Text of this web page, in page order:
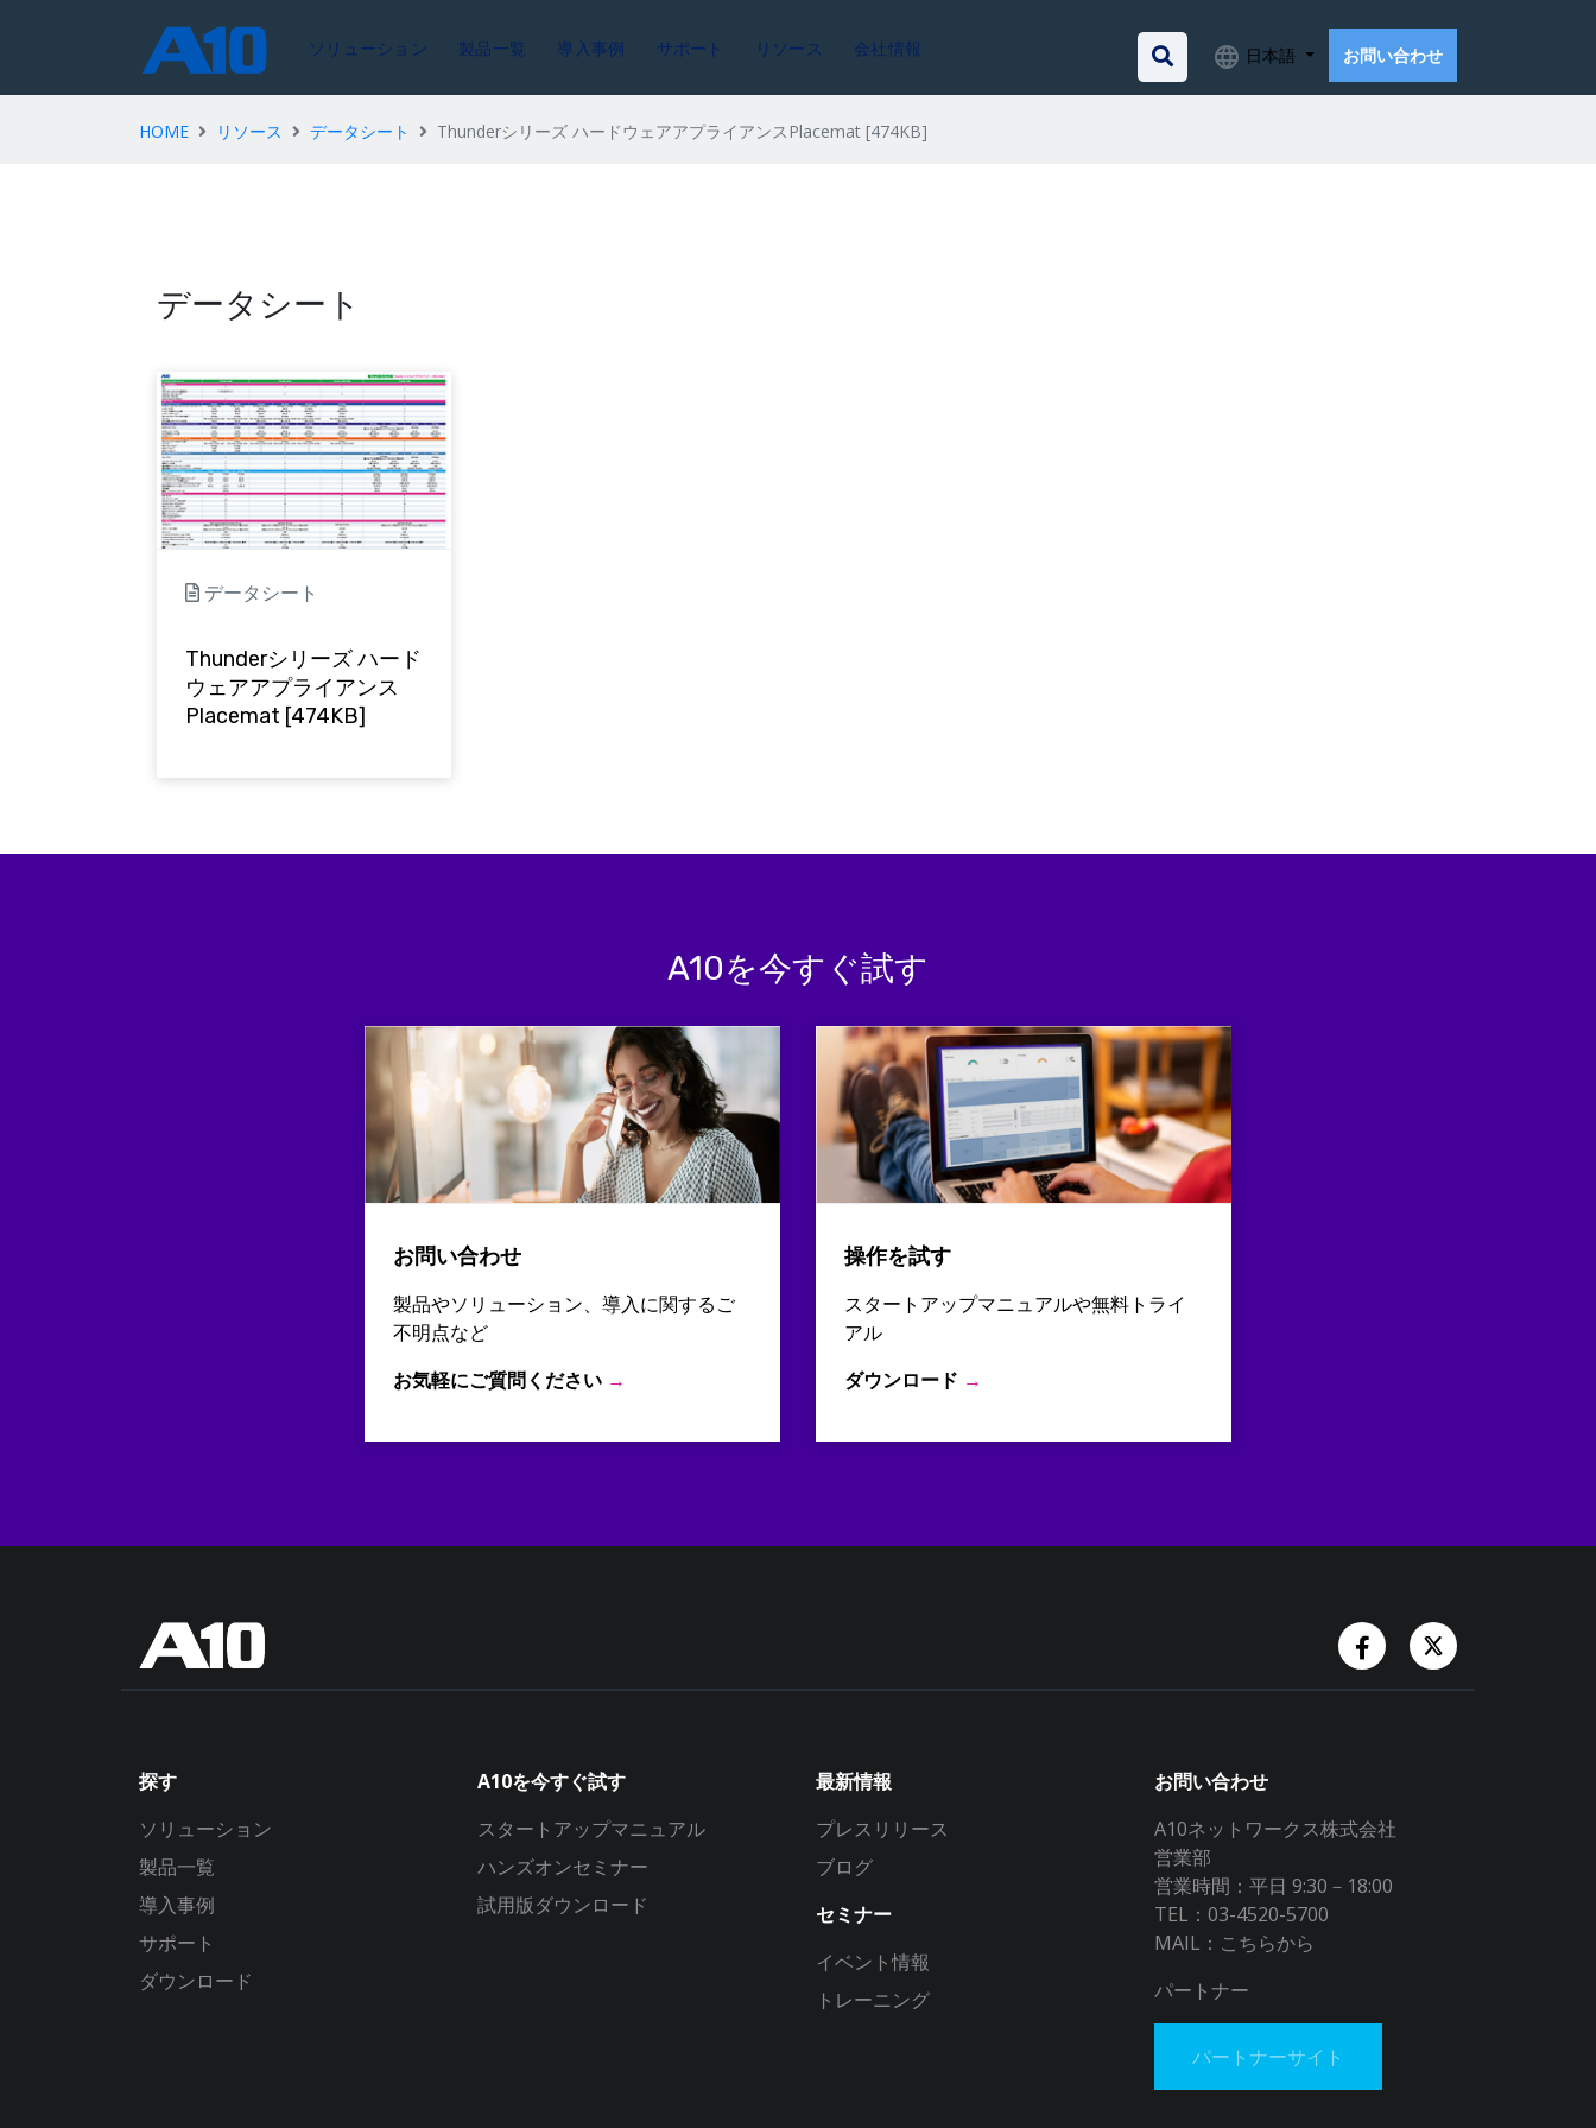
ソリューション 製品一覧 導入事例 サポート リソース 会社情報 日本語 お問い合わせ
HOME リソース データシート Thunderシリーズ ハードウェアアプライアンスPlacemat [474KB]
データシート
データシート
Thunderシリーズ ハード
ウェアアプライアンス
Placemat [474KB]
A10を今すぐ試す
お問い合わせ
製品やソリューション、導入に関するご
不明点など
お気軽にご質問ください →
操作を試す
スタートアップマニュアルや無料トライ
アル
ダウンロード →
Facebook Account
Twitter Account
探す
ソリューション
製品一覧
導入事例
サポート
ダウンロード
A10を今すぐ試す
スタートアップマニュアル
ハンズオンセミナー
試用版ダウンロード
最新情報
プレスリリース
ブログ
セミナー
イベント情報
トレーニング
お問い合わせ
A10ネットワークス株式会社
営業部
営業時間：平日 9:30－18:00
TEL：03-4520-5700
MAIL： こちらから
パートナー
パートナーサイト